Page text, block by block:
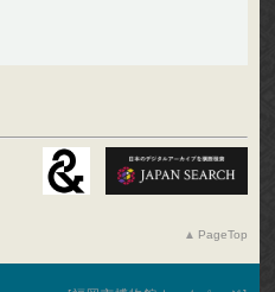
PageTop